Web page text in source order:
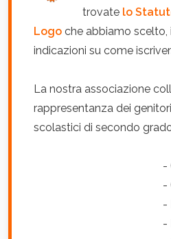
trovate lo
Logo che abbiamo scelto,
indicazioni su come
La nostra associazione
rappresentanza dei
scolastici di secondo
-
-
-
-